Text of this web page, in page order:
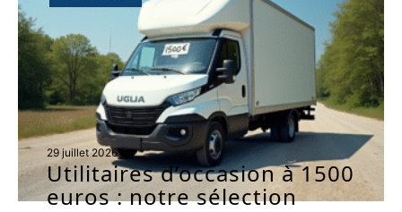
29 juillet 2026
Utilitaires d’occasion à 1500
euros : notre sélection